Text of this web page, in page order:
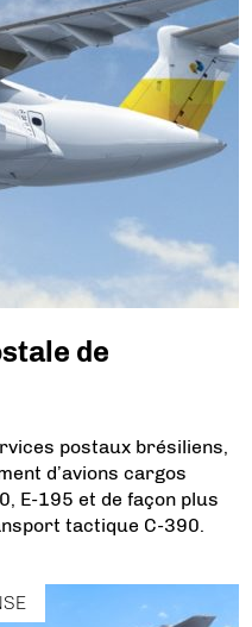
de
postaux brésiliens,
d’avions cargos
E-195 et de façon plus
tactique C-390.